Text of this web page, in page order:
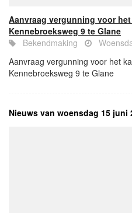
Aanvraag vergunning voor
Kennebroeksweg 9 te Glane
Bekendmaking
Aanvraag vergunning voor het
Kennebroeksweg 9 te Glane
Nieuws van woensdag 15 juni